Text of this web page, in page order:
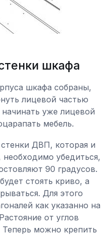
шкафа
шкафа собраны,
лицевой частью
уже лицевой
мебель.
ДВП, которая и
убедиться,
90 градусов.
стоять криво, а
Для этого
как указанно на
от углов
можно крепить